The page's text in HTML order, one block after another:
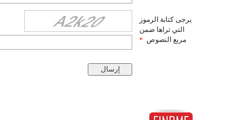
يرجى كتابة الرموز
التي تراها ضمن
مربع النصوص *